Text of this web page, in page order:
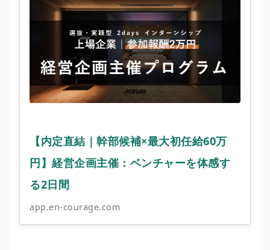
【内定直結｜幹部候補×最大初任給60万
円】経営企画主催：ベンチャーを体感す
る2日間
app.en-courage.com